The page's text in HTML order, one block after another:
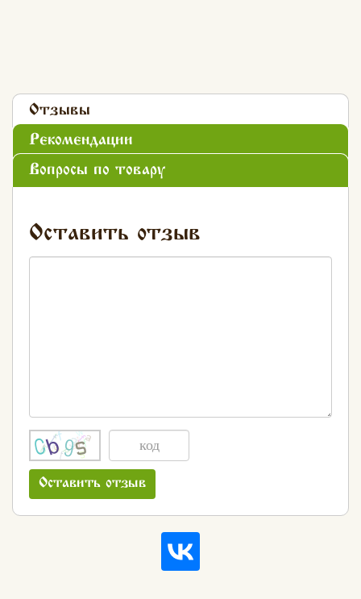
Отзывы
Рекомендации
Вопросы по товару
Оставить отзыв
Оставить отзыв